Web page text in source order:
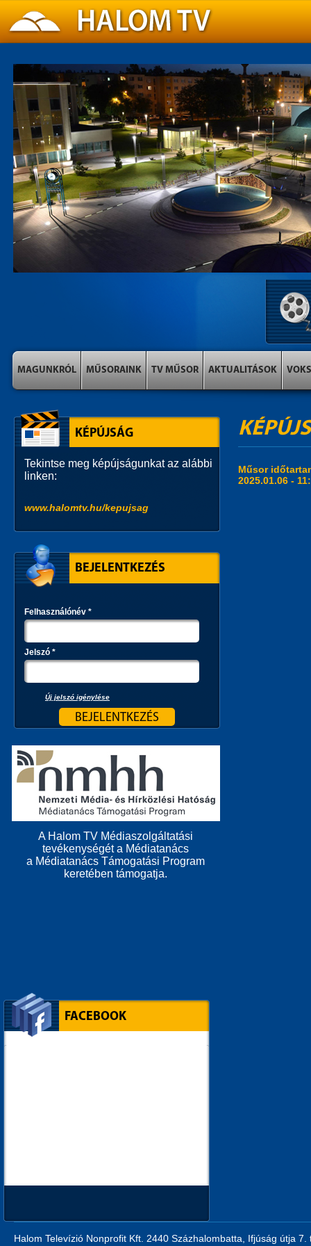
MAGUNKRÓL MŰSORAINK TV MŰSOR AKTUALITÁSOK VOKS
Műsor
2025.01.06 -
KÉPÚJSÁG
Tekintse meg képújságunkat az alábbi
linken:
www.halomtv.hu/kepujsag
BEJELENTKEZÉS
Felhasználónév *
Jelszó *
Új jelszó igénylése
A Halom TV Médiaszolgáltatási
tevékenységét a Médiatanács
a Médiatanács Támogatási Program
keretében támogatja.
FACEBOOK
Halom Televízió Nonprofit Kft. 2440 Százhalombatta, Ifjúság útja